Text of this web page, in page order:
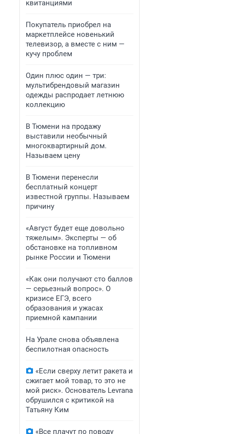
квитанциями
Покупатель приобрел на
маркетплейсе новенький
телевизор, а вместе с ним —
кучу проблем
Один плюс один — три:
мультибрендовый магазин
одежды распродает летнюю
коллекцию
В Тюмени на продажу
выставили необычный
многоквартирный дом.
Называем цену
В Тюмени перенесли
бесплатный концерт
известной группы. Называем
причину
«Август будет еще довольно
тяжелым». Эксперты — об
обстановке на топливном
рынке России и Тюмени
«Как они получают сто баллов
— серьезный вопрос». О
кризисе ЕГЭ, всего
образования и ужасах
приемной кампании
На Урале снова объявлена
беспилотная опасность
«Если сверху летит ракета и
сжигает мой товар, то это не
мой риск». Основатель Levrana
обрушился с критикой на
Татьяну Ким
«Все плачут по поводу